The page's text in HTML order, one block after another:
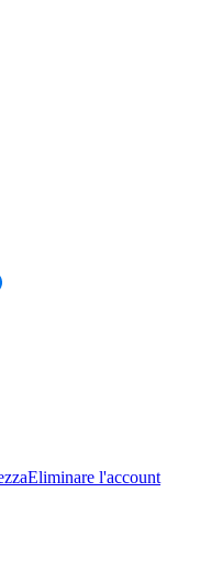
Eliminare l'account